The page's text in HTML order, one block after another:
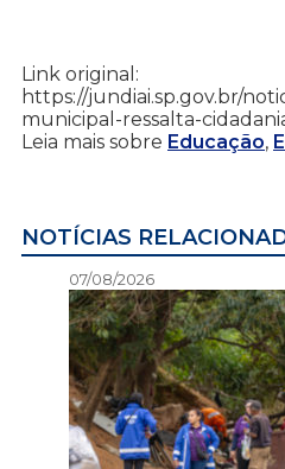
Link original:
https://jundiai.sp.gov.br/
municipal-ressalta-
Leia mais sobre Educação,
NOTÍCIAS
07/08/2026